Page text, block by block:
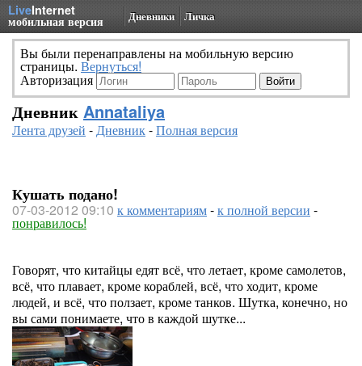
LiveInternet
мобильная версия Дневники Личка
Вы были перенаправлены на мобильную версию
страницы. Вернуться!
Авторизация
Дневник Annataliya
Лента друзей -Дневник-Полная версия
Кушать подано!
07-03-2012 09:10 к комментариям-к полной версии -
понравилось!
Говорят, что китайцы едят всё, что летает, кроме самолетов,
всё, что плавает, кроме кораблей, всё, что ходит, кроме
людей, и всё, что ползает, кроме танков. Шутка, конечно, но
вы сами понимаете, что в каждой шутке...